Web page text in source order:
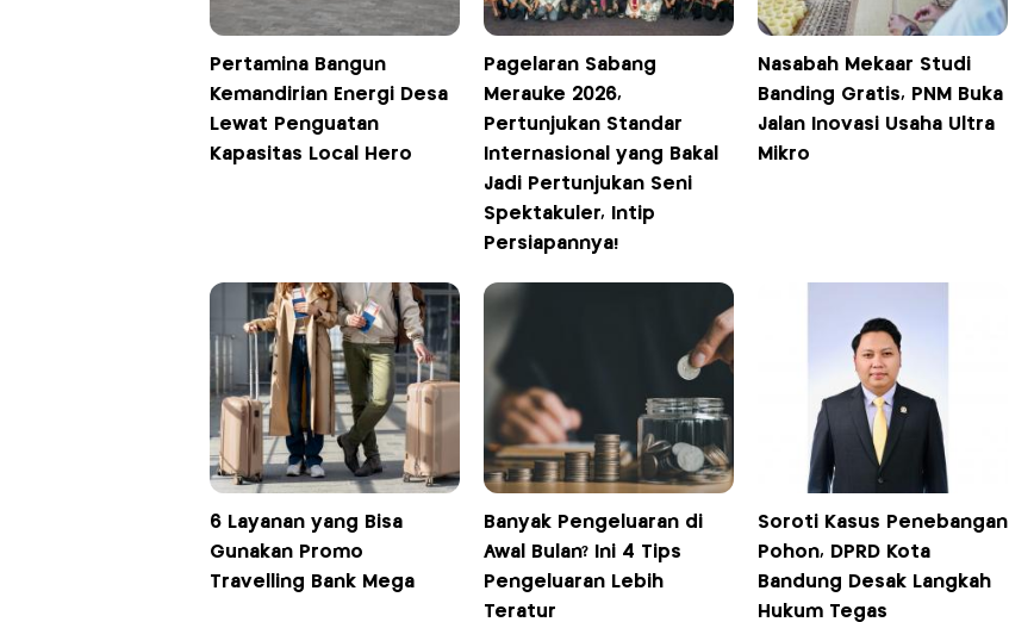
Pertamina Bangun
Kemandirian Energi Desa
Lewat Penguatan
Kapasitas Local Hero
Pagelaran Sabang
Merauke 2026,
Pertunjukan Standar
Internasional yang Bakal
Jadi Pertunjukan Seni
Spektakuler, Intip
Persiapannya!
Nasabah Mekaar Studi
Banding Gratis, PNM Buka
Jalan Inovasi Usaha Ultra
Mikro
6 Layanan yang Bisa
Gunakan Promo
Travelling Bank Mega
Banyak Pengeluaran di
Awal Bulan? Ini 4 Tips
Pengeluaran Lebih
Teratur
Soroti Kasus Penebangan
Pohon, DPRD Kota
Bandung Desak Langkah
Hukum Tegas